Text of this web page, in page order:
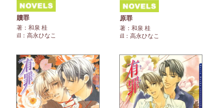
贖罪
著：和泉 桂
ill：高永ひなこ
原罪
著：和泉 桂
ill：高永ひなこ